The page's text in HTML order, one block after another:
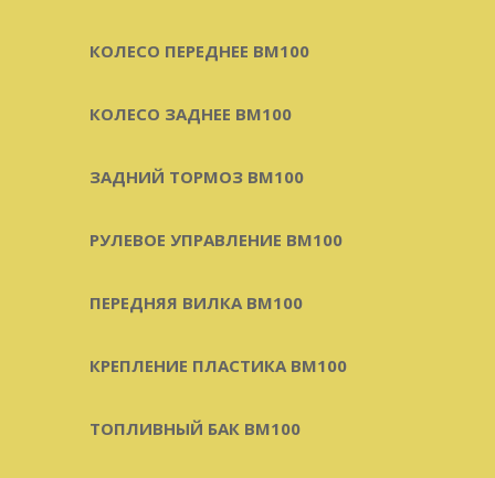
КОЛЕСО ПЕРЕДНЕЕ BM100
КОЛЕСО ЗАДНЕЕ BM100
ЗАДНИЙ ТОРМОЗ BM100
РУЛЕВОЕ УПРАВЛЕНИЕ BM100
ПЕРЕДНЯЯ ВИЛКА BM100
КРЕПЛЕНИЕ ПЛАСТИКА BM100
ТОПЛИВНЫЙ БАК BM100